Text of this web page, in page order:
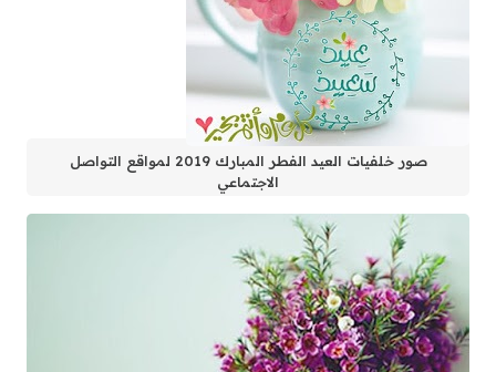
صور خلفيات العيد الفطر المبارك 2019 لمواقع التواصل
الاجتماعي